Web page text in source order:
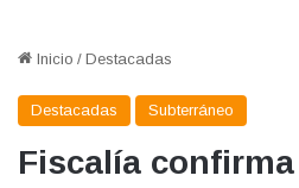
Inicio / Destacadas
Destacadas Subterráneo
Fiscalía